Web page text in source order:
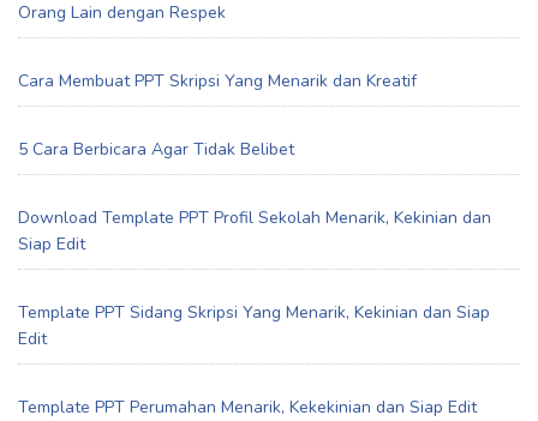
Orang Lain dengan Respek
Cara Membuat PPT Skripsi Yang Menarik dan Kreatif
5 Cara Berbicara Agar Tidak Belibet
Download Template PPT Profil Sekolah Menarik, Kekinian dan
Siap Edit
Template PPT Sidang Skripsi Yang Menarik, Kekinian dan Siap
Edit
Template PPT Perumahan Menarik, Kekekinian dan Siap Edit